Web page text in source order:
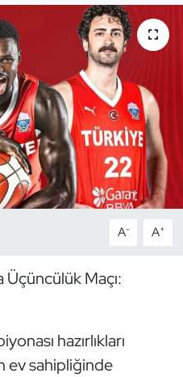
A- A+
Üçüncülük Maçı:
hazırlıkları
ev sahipliğinde